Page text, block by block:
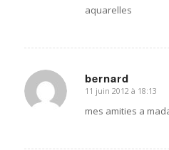
aquarelles
bernard
dit
:
11 juin 2012 à 18:13
mes amities a